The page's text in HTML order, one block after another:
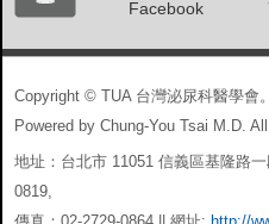
Facebook
Copyright © TUA 台灣泌尿科醫學會
Powered by Chung-You Tsai M.D.
地址：台北市 11051 信義區基隆路
0819,